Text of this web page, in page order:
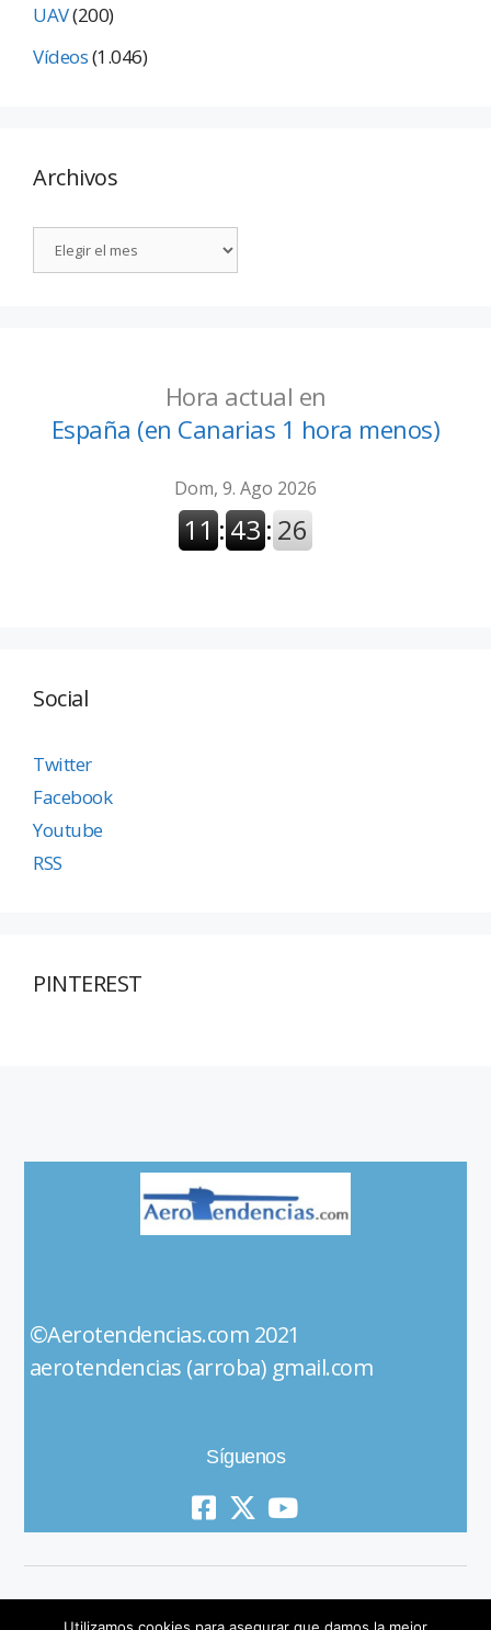
UAV(200)
Vídeos(1.046)
Archivos
Hora actual en
España (en Canarias 1 hora menos)
Social
Twitter
Facebook
Youtube
RSS
PINTEREST
©Aerotendencias.com 2021
aerotendencias (arroba) gmail.com
Síguenos